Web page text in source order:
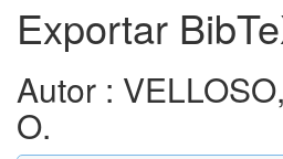
Exportar
Autor :
O.